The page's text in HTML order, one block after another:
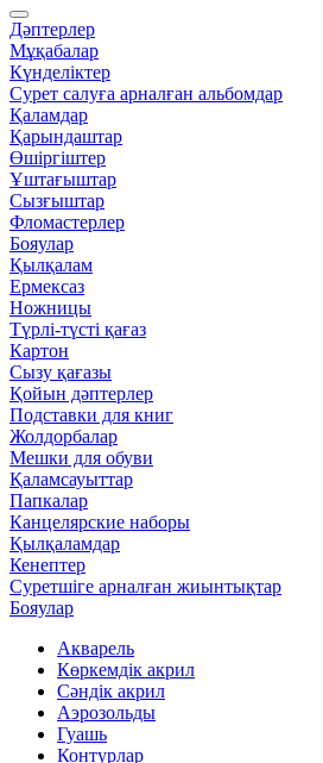
Дәптерлер
Мұқабалар
Күнделіктер
Сурет салуға арналған альбомдар
Қаламдар
Қарындаштар
Өшіргіштер
Ұштағыштар
Сызғыштар
Фломастерлер
Бояулар
Қылқалам
Ермексаз
Ножницы
Түрлі-түсті қағаз
Картон
Сызу қағазы
Қойын дәптерлер
Подставки для книг
Жолдорбалар
Мешки для обуви
Қаламсауыттар
Папкалар
Канцелярские наборы
Қылқаламдар
Кенептер
Суретшіге арналған жиынтықтар
Бояулар
Акварель
Көркемдік акрил
Сәндік акрил
Аэрозольды
Гуашь
Контурлар